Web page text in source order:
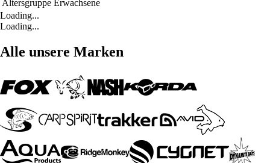
Altersgruppe Erwachsene
Loading...
Loading...
Alle unsere Marken